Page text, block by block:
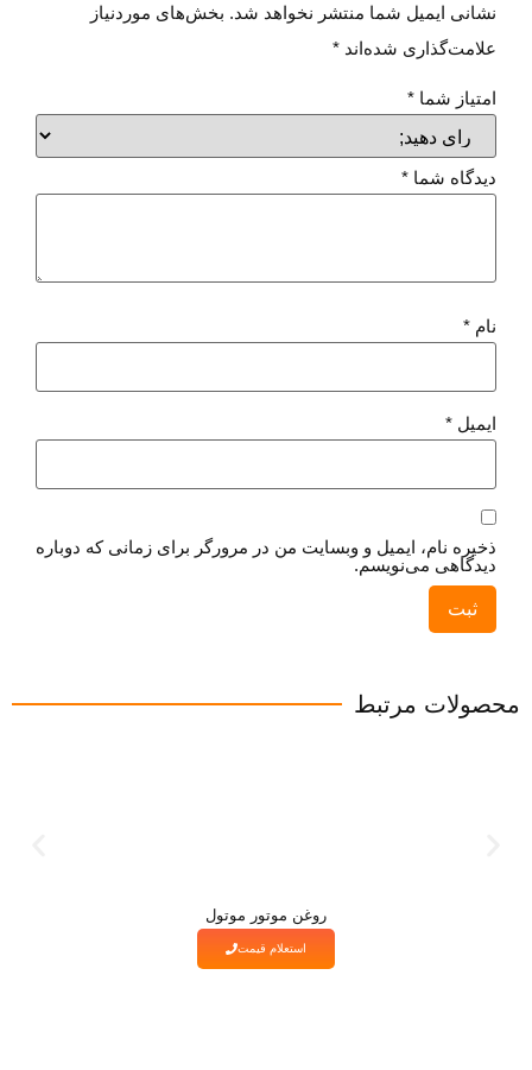
نشانی ایمیل شما منتشر نخواهد شد. بخش‌های موردنیاز
علامت‌گذاری شده‌اند *
امتیاز شما *
دیدگاه شما *
نام *
ایمیل *
ذخیره نام، ایمیل و وبسایت من در مرورگر برای زمانی که دوباره
دیدگاهی می‌نویسم.
محصولات مرتبط
روغن موتور موتول
استعلام قیمت